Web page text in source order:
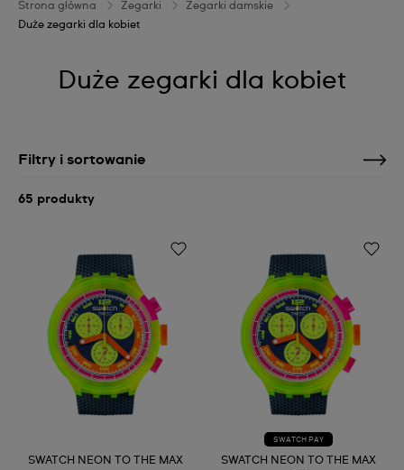
Strona główna Zegarki
Zegarki damskie
Duże zegarki dla kobiet
Duże zegarki dla kobiet
Filtry i sortowanie
65 produkty
SWATCH NEON TO THE MAX
SWATCH PAY
SWATCH NEON TO THE MAX